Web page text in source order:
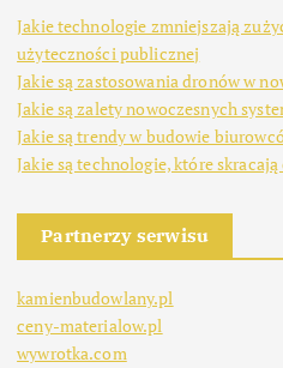
Jakie technologie zmniejszają
użyteczności publicznej
Jakie są zastosowania dronów w
Jakie są zalety nowoczesnych
Jakie są trendy w budowie
Jakie są technologie, które
Partnerzy serwisu
kamienbudowlany.pl
ceny-materialow.pl
wywrotka.com